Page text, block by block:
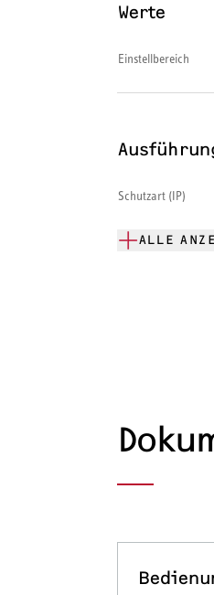
Werte
Einstellbereich
Schutzart (IP)
ALLE